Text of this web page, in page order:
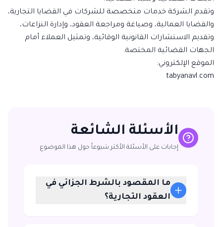
وتقدم الشركة خدمات متخصصة للشركات في القضايا التجارية،
والقضايا العمالية، وصياغة ومراجعة العقود، وإدارة النزاعات،
وتقديم الاستشارات القانونية الوقائية، وتمثيل العملاء أمام
الجهات القضائية المختصة.
الموقع الإلكتروني:
tabyanavl.com
الأسئلة الشائعة
إجابات على الأسئلة الأكثر شيوعاً حول هذا الموضوع
ما المقصود بالشرط الجزائي في
العقود التجارية؟